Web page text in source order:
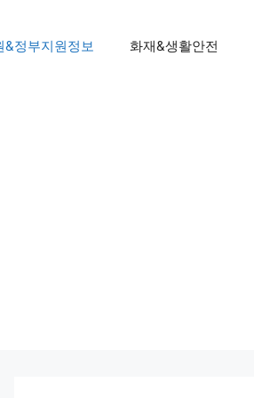
&정부지원정보 화재&생활안전